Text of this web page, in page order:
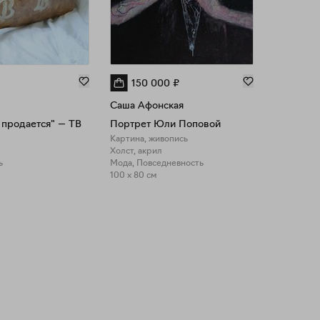
— TB
150 000 ₽
Саша Афонская
Портрет Юли Поповой
Картина, живопись
Холст, акрил
Мода, Повседневность
100 x 80 см